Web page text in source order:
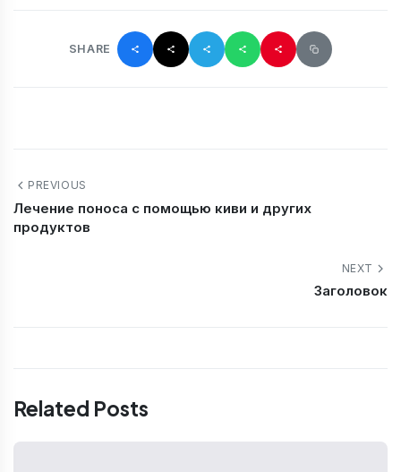
SHARE
PREVIOUS
Лечение поноса с помощью киви и других
продуктов
NEXT
Заголовок
Related Posts